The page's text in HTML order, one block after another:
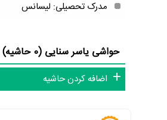
مدرک تحصیلی: لیسانس
حواشی یاسر سنایی (0 حاشیه)
اضافه کردن حاشیه